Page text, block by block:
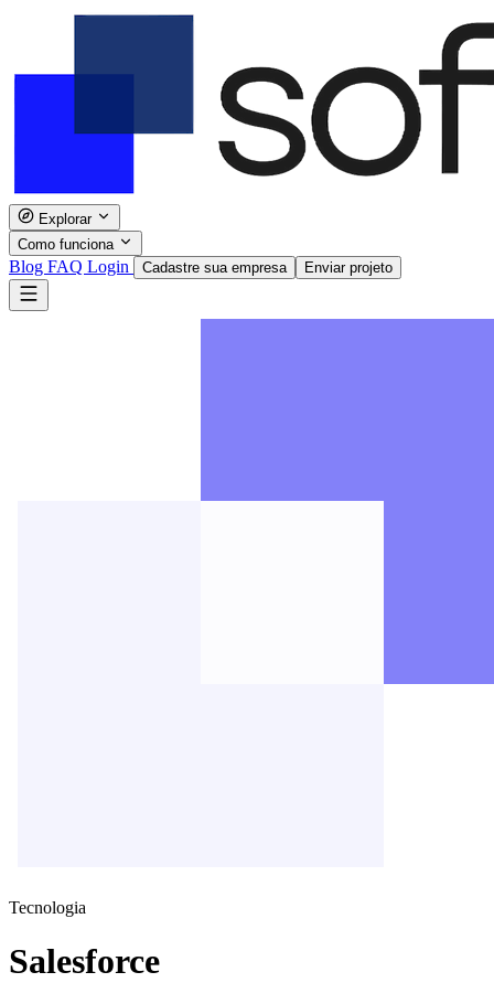
Explorar
Como funciona
Blog FAQ Login Cadastre sua empresa Enviar projeto
Tecnologia
Salesforce